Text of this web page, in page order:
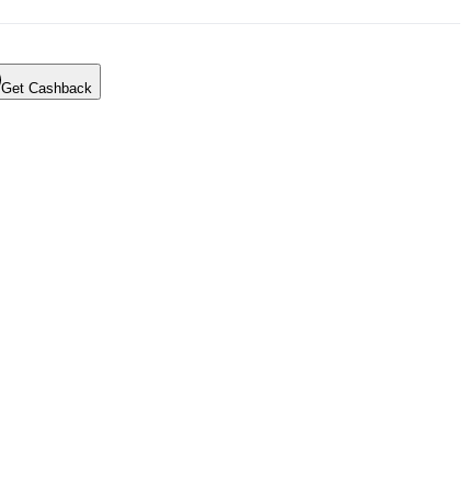
Get Cashback